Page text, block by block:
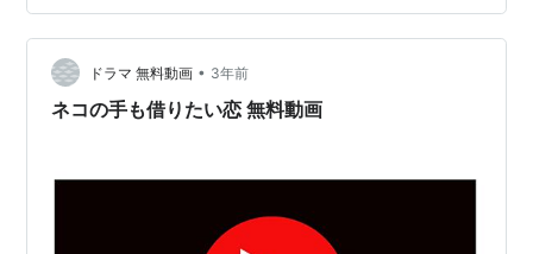
恋」が無料で見れる動画サイトをまとめています。 た
だ、無料サイトではまず動画は見つからないと思いま
す。昔よりもずっと、違法アップロード動画の取り締ま
りが厳しくなってますからね。ちなみに私は時間をムダ
ドラマ 無料動画 • 3年前
ネコの手も借りたい恋 無料動画